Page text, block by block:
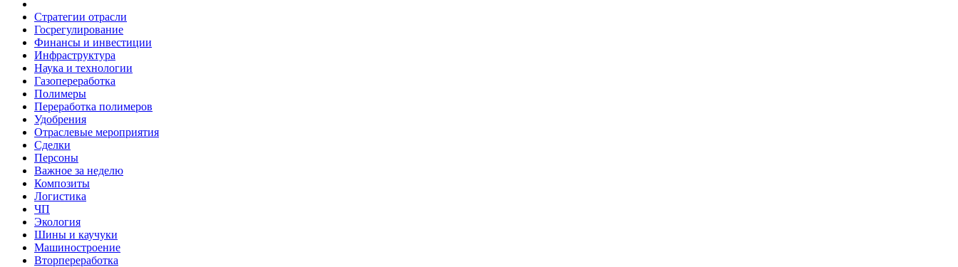
Стратегии отрасли
Госрегулирование
Финансы и инвестиции
Инфраструктура
Наука и технологии
Газопереработка
Полимеры
Переработка полимеров
Удобрения
Отраслевые мероприятия
Сделки
Персоны
Важное за неделю
Композиты
Логистика
ЧП
Экология
Шины и каучуки
Машиностроение
Вторпереработка